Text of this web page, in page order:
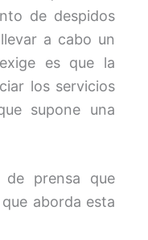
de despidos
a cabo un
es que la
los servicios
supone una
prensa que
aborda esta